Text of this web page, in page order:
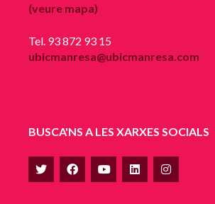
(veure mapa)
Tel. 93 872 93 15
ubicmanresa@ubicmanresa.com
BUSCA'NS A LES XARXES SOCIALS